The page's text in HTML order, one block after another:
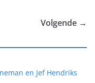
Volgende →
en Jef Hendriks